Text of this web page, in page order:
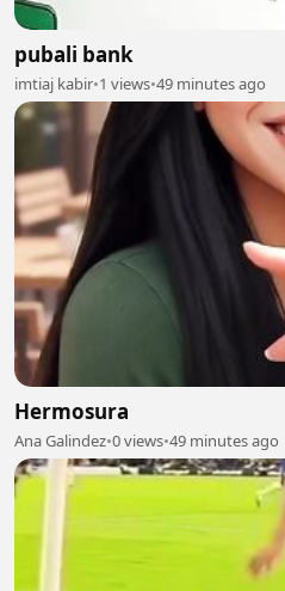
pubali bank
imtiaj kabir•1 views•49 minutes ago
Hermosura
Ana Galindez•0 views•49 minutes ago